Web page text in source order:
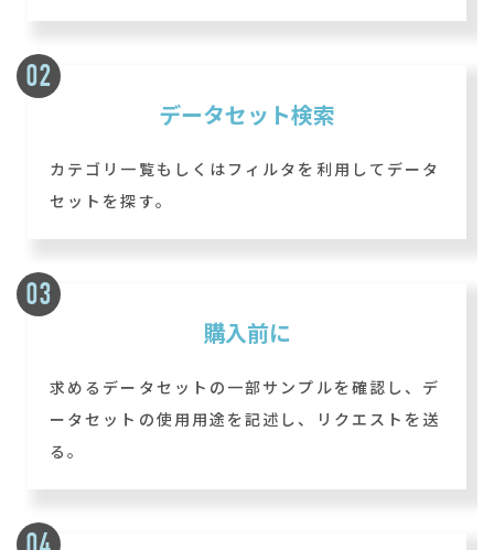
データセット検索
カテゴリ一覧もしくはフィルタを利用してデータ
セットを探す。
購入前に
求めるデータセットの一部サンプルを確認し、デ
ータセットの使用用途を記述し、リクエストを送
る。